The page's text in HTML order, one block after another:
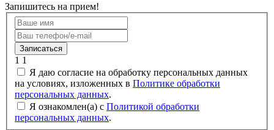
Запишитесь на прием!
Записаться
1 1
на условиях, изложенных в Политике обработки
персональных данных.
Я ознакомлен(а) с Политикой обработки
персональных данных.